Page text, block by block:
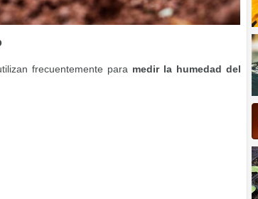
frecuentemente para medir la humedad del